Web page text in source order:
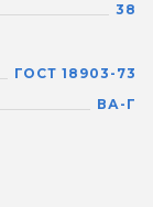
38
ГОСТ 18903-73
ВА-Г